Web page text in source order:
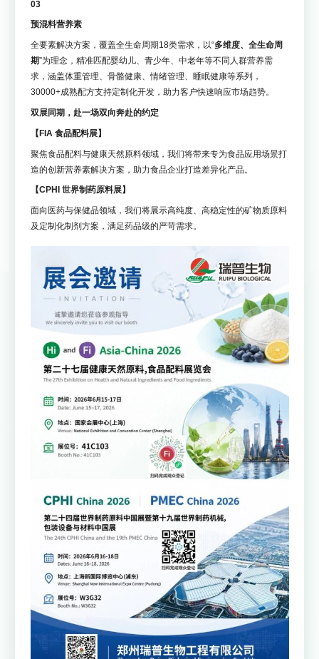
03
预混料营养素
全要素解决方案，覆盖全生命周期18类需求，以“多维度、全生命周
期”为理念，精准匹配婴幼儿、青少年、中老年等不同人群营养需
求，涵盖体重管理、骨骼健康、情绪管理、睡眠健康等系列，
30000+成熟配方支持定制化开发，助力客户快速响应市场趋势。
双展同期，赴一场双向奔赴的约定
【FIA 食品配料展】
聚焦食品配料与健康天然原料领域，我们将带来专为食品应用场景打
造的创新营养素解决方案，助力食品企业打造差异化产品。
【CPHI 世界制药原料展】
面向医药与保健品领域，我们将展示高纯度、高稳定性的矿物质原料
及定制化制剂方案，满足药品级的严苛需求。